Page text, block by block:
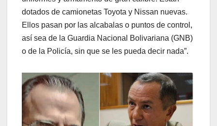
dotados de camionetas Toyota y Nissan nuevas.
Ellos pasan por las alcabalas o puntos de control,
así sea de la Guardia Nacional Bolivariana (GNB)
o de la Policía, sin que se les pueda decir nada”.